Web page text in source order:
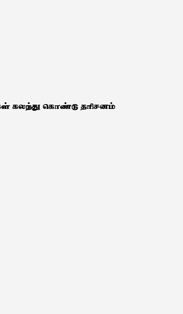
கலந்து கொண்டு தரிசனம்